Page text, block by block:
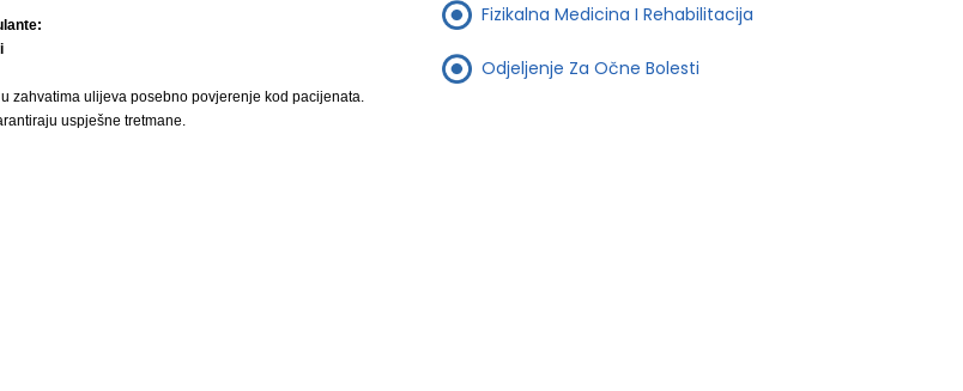
zahvatima ulijeva posebno povjerenje kod pacijenata.
uspješne tretmane.
Fizikalna Medicina I Rehabilitacija
Odjeljenje Za Očne Bolesti